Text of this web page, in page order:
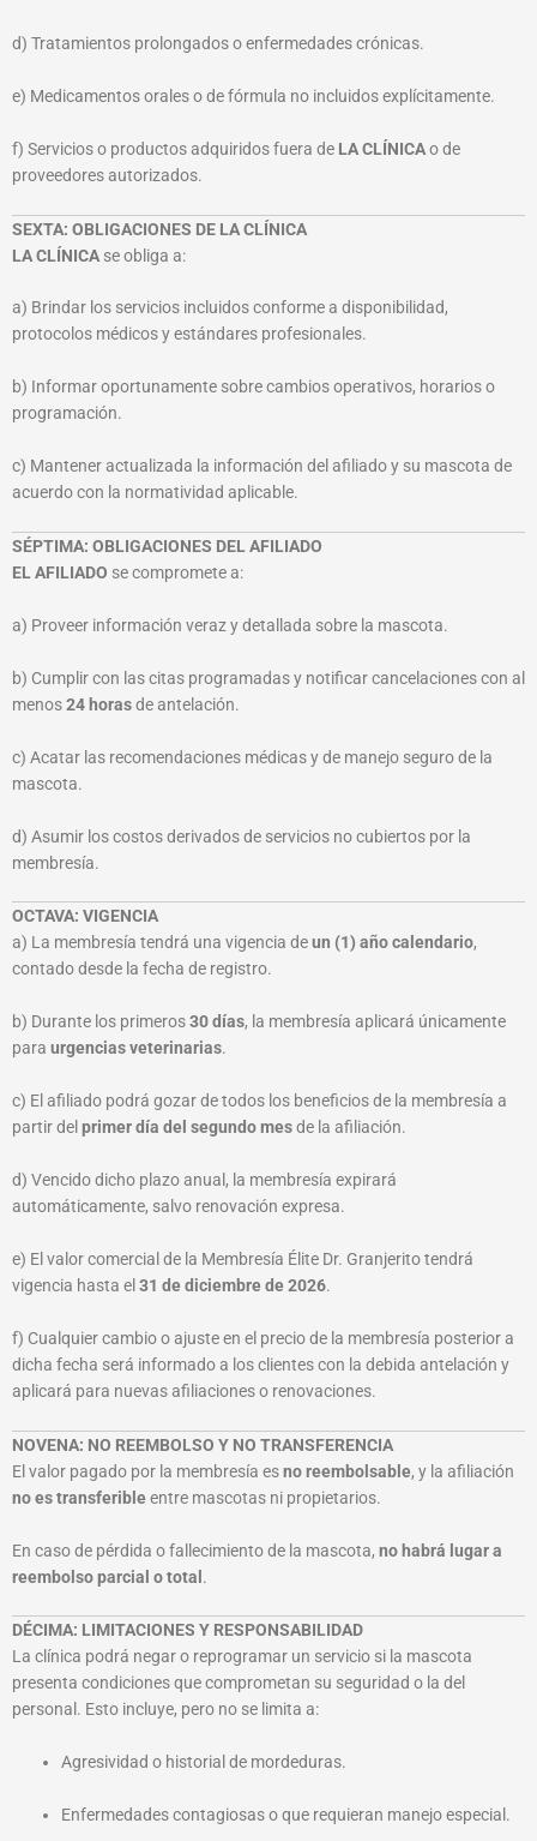
d) Tratamientos prolongados o enfermedades crónicas.
e) Medicamentos orales o de fórmula no incluidos explícitamente.
f) Servicios o productos adquiridos fuera de LA CLÍNICAo de
proveedores autorizados.
SEXTA: OBLIGACIONES DE LA CLÍNICA
LA CLÍNICA se obliga a:
a) Brindar los servicios incluidos conforme a disponibilidad,
protocolos médicos y estándares profesionales.
b) Informar oportunamente sobre cambios operativos, horarios o
programación.
c) Mantener actualizada la información del afiliado y su mascota de
acuerdo con la normatividad aplicable.
SÉPTIMA: OBLIGACIONES DEL AFILIADO
EL AFILIADO se compromete a:
a) Proveer información veraz y detallada sobre la mascota.
b) Cumplir con las citas programadas y notificar cancelaciones con al
menos24 horasde antelación.
c) Acatar las recomendaciones médicas y de manejo seguro de la
mascota.
d) Asumir los costos derivados de servicios no cubiertos por la
membresía.
OCTAVA: VIGENCIA
a) La membresía tendrá una vigencia deun (1) año calendario,
contado desde la fecha de registro.
b) Durante los primeros30 días, la membresía aplicará únicamente
para urgencias veterinarias.
c) El afiliado podrá gozar de todos los beneficios de la membresía a
partir del primer día del segundo mesde la afiliación.
d) Vencido dicho plazo anual, la membresía expirará
automáticamente, salvo renovación expresa.
e) El valor comercial de la Membresía Élite Dr. Granjerito tendrá
vigencia hasta el 31 de diciembre de 2026.
f) Cualquier cambio o ajuste en el precio de la membresía posterior a
dicha fecha será informado a los clientes con la debida antelación y
aplicará para nuevas afiliaciones o renovaciones.
NOVENA: NO REEMBOLSO Y NO TRANSFERENCIA
El valor pagado por la membresía esno reembolsable, y la afiliación
no es transferibleentre mascotas ni propietarios.
En caso de pérdida o fallecimiento de la mascota, no habrá lugar a
reembolso parcial o total.
DÉCIMA: LIMITACIONES Y RESPONSABILIDAD
La clínica podrá negar o reprogramar un servicio si la mascota
presenta condiciones que comprometan su seguridad o la del
personal. Esto incluye, pero no se limita a:
Agresividad o historial de mordeduras.
Enfermedades contagiosas o que requieran manejo especial.